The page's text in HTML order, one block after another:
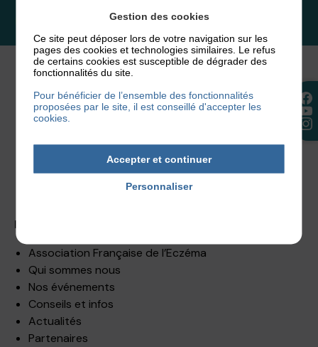
NOUS REJOINDRE
Facebook InstagramYouTube
Plan du site
Association Française de l’Eczéma
Qui sommes nous
Nos événements
Conseils et infos
Actualités
Partenaires
Gestion des cookies
Ce site peut déposer lors de votre navigation sur les
pages des cookies et technologies similaires. Le refus
de certains cookies est susceptible de dégrader des
fonctionnalités du site.
Pour bénéficier de l’ensemble des fonctionnalités
proposées par le site, il est conseillé d'accepter les
cookies.
Accepter et continuer
Personnaliser